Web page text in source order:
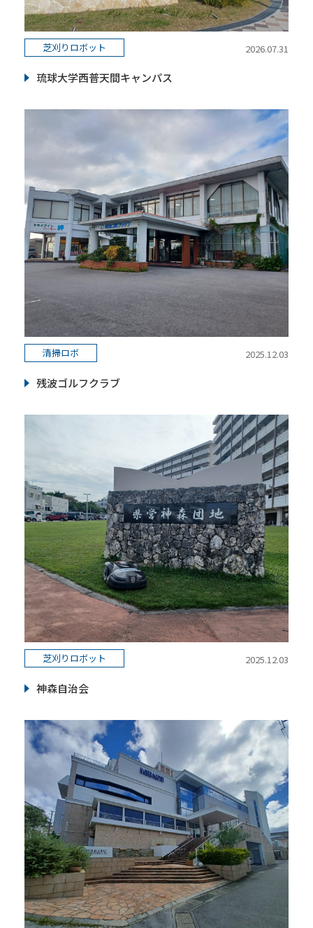
芝刈りロボット 2026.07.31
琉球大学西普天間キャンパス
清掃ロボ 2025.12.03
残波ゴルフクラブ
芝刈りロボット 2025.12.03
神森自治会